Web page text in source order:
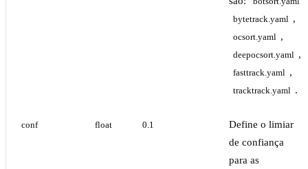
bytetrack.yaml ,
ocsort.yaml ,
deepocsort.yaml ,
fasttrack.yaml ,
tracktrack.yaml .
conf float 0.1
Define o limiar
de confiança
para as